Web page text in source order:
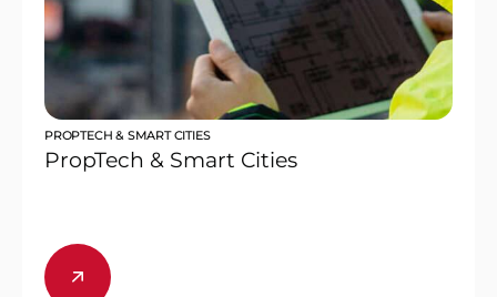
PROPTECH & SMART CITIES
PropTech & Smart Cities